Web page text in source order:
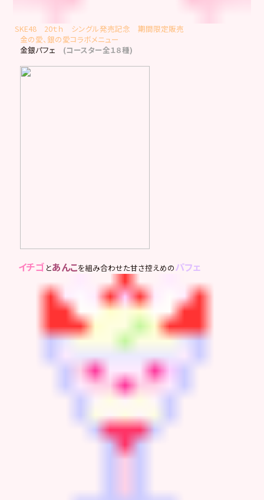
SKE48 20ｔｈ シングル発売記念 期間限定販売
金の愛、銀の愛コラボメニュー
金銀パフェ (コースター全１８種)
イチゴ とあんこを組み合わせた甘さ控えめのパフェ